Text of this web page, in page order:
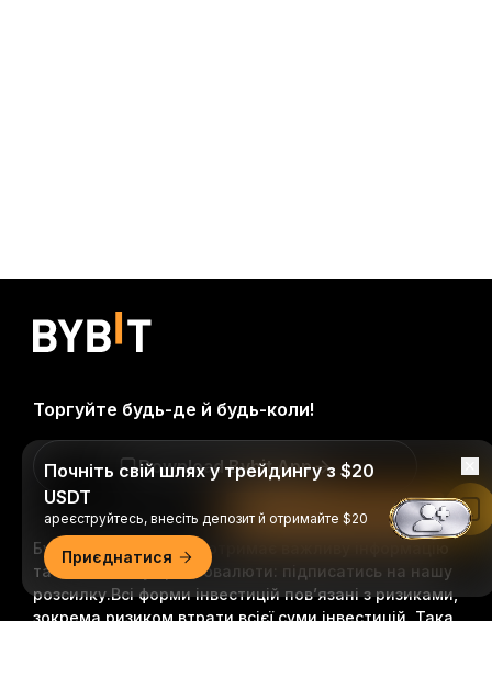
Будьте першими, хто отримає важливу інформацію
та аналіз світу криптовалюти: підписатись на нашу
розсилку.Всі форми інвестицій пов’язані з ризиками,
зокрема ризиком втрати всієї суми інвестицій. Така
Торгуйте будь-де й будь-коли!
Download Bybit App
Почніть свій шлях у трейдингу з $20
USDT
ареєструйтесь, внесіть депозит й отримайте $20
Приєднатися
Читати в застосунку Bybit